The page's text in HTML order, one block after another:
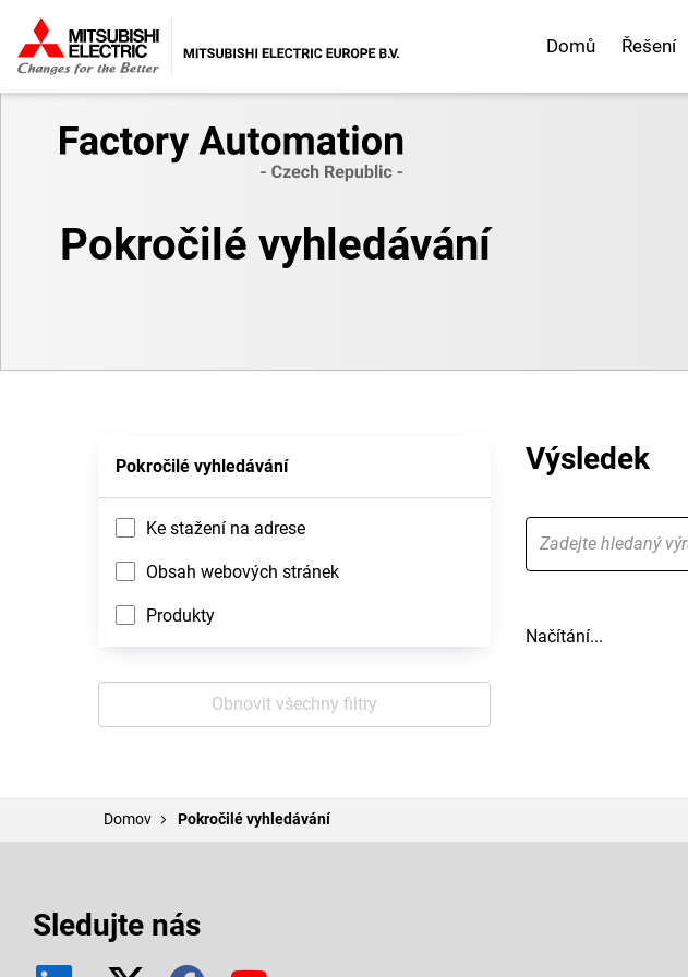
Domů Řešení
Pokročilé vyhledávání
Pokročilé vyhledávání
Ke stažení na adrese
Obsah webových stránek
Produkty
Obnovit všechny filtry
Výsledek
Načítání...
Domov Pokročilé vyhledávání
Sledujte nás